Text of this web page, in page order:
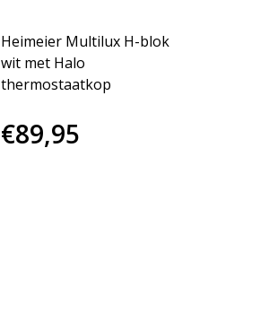
Heimeier Multilux H-blok
wit met Halo
thermostaatkop
€89,95